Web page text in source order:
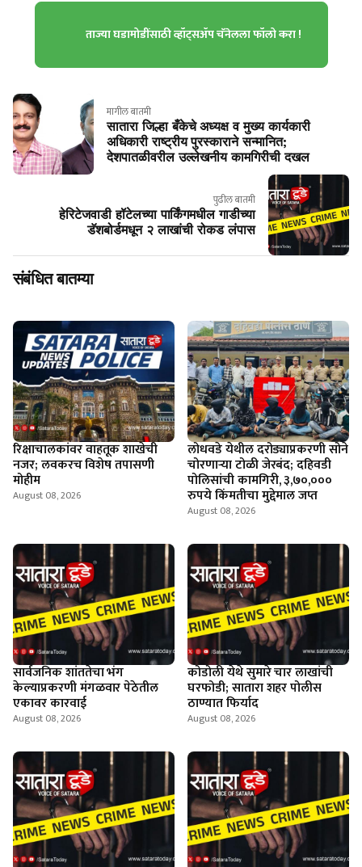
ताज्या घडामोडींसाठी व्हॉट्सॲप चॅनेलला फॉलो करा !
मागील बातमी
सातारा जिल्हा बँकेचे अध्यक्ष व मुख्य कार्यकारी
अधिकारी राष्ट्रीय पुरस्काराने सन्मानित;
देशपातळीवरील उल्लेखनीय कामगिरीची दखल
पुढील बातमी
हेरिटेजवाडी हॉटेलच्या पार्किंगमधील गाडीच्या
डॅशबोर्डमधून २ लाखांची रोकड लंपास
संबंधित बातम्या
रिक्षाचालकांवर वाहतूक शाखेची
नजर; लवकरच विशेष तपासणी
मोहीम
August 08, 2026
लोधवडे येथील दरोड्याप्रकरणी सोने
चोरणाऱ्या टोळी जेरबंद; दहिवडी
पोलिसांची कामगिरी, ३,७०,०००
रुपये किंमतीचा मुद्देमाल जप्त
August 08, 2026
सार्वजनिक शांततेचा भंग
केल्याप्रकरणी मंगळवार पेठेतील
एकावर कारवाई
August 08, 2026
कोडोली येथे सुमारे चार लाखांची
घरफोडी; सातारा शहर पोलीस
ठाण्यात फिर्याद
August 08, 2026